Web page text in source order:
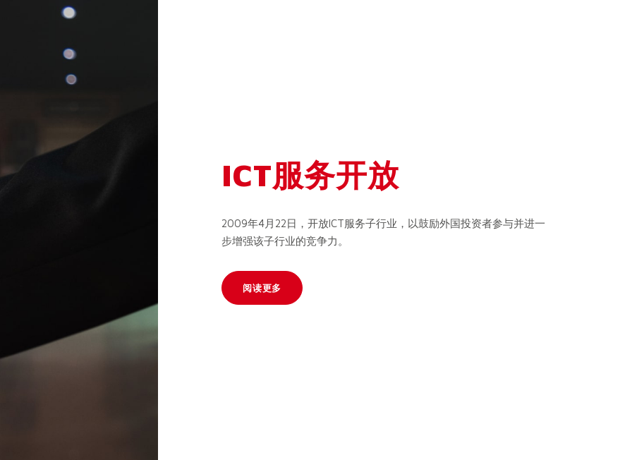
ICT服务开放
2009年4月22日，开放ICT服务子行业，以鼓励外国投资者参与并进一
步增强该子行业的竞争力。
阅读更多